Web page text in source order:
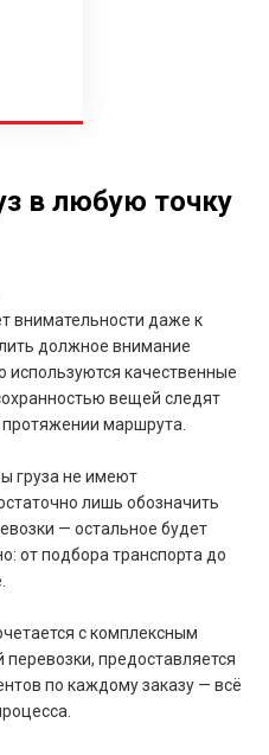
в любую точку
внимательности даже к
должное внимание
используются качественные
вещей следят
маршрута.
груза не имеют
лишь обозначить
— остальное будет
от подбора транспорта до
с комплексным
предоставляется
по каждому заказу — всё